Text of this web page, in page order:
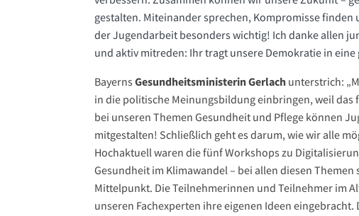
gestalten. Miteinander sprechen, Kompromisse finden
der Jugendarbeit besonders wichtig! Ich danke allen
und aktiv mitreden: Ihr tragt unsere Demokratie in
Bayerns Gesundheitsministerin Gerlach unterstrich:
in die politische Meinungsbildung einbringen, weil
bei unseren Themen Gesundheit und Pflege können
mitgestalten! Schließlich geht es darum, wie wir alle
Hochaktuell waren die fünf Workshops zu
Gesundheit im Klimawandel – bei allen diesen
Mittelpunkt. Die Teilnehmerinnen und Teilnehmer im
unseren Fachexperten ihre eigenen Ideen